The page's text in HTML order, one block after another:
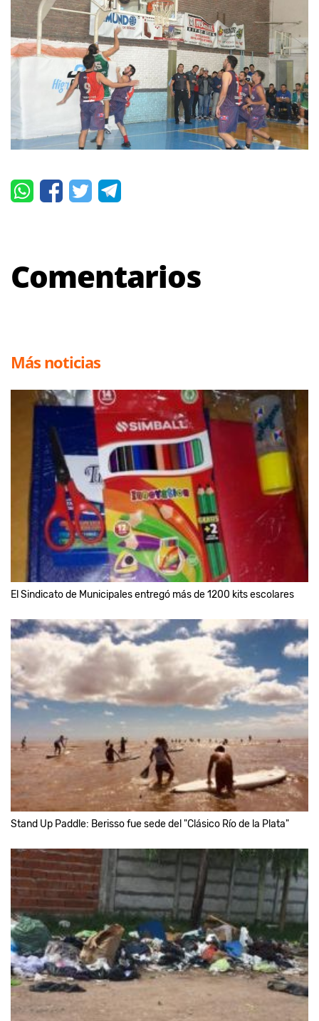
Comentarios
Más noticias
El Sindicato de Municipales entregó más de 1200 kits escolares
Stand Up Paddle: Berisso fue sede del "Clásico Río de la Plata"